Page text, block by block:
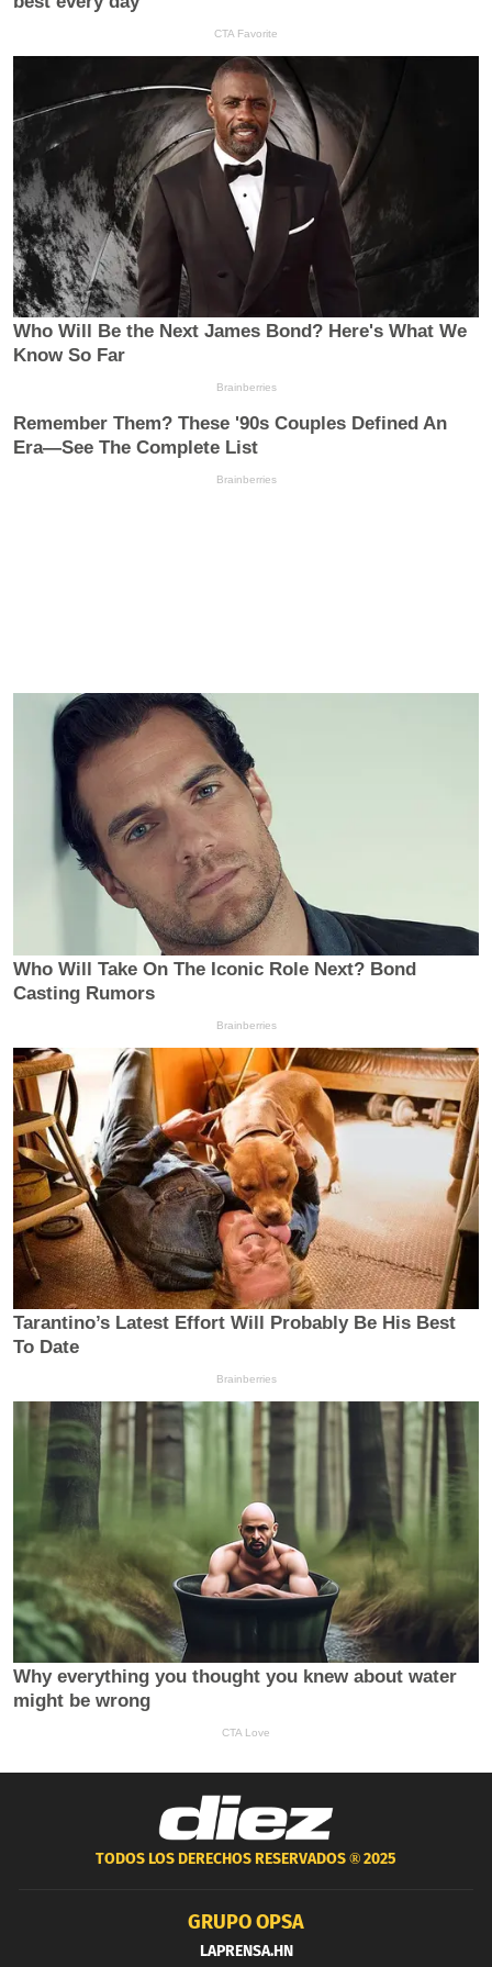
TODOS LOS DERECHOS RESERVADOS ®2025
GRUPO OPSA
LAPRENSA.HN